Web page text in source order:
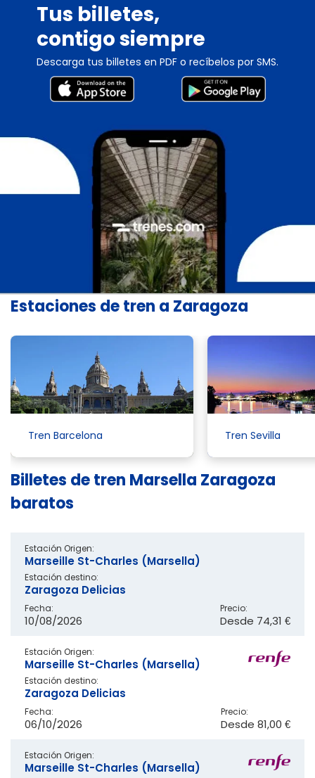
Tus billetes,
contigo siempre
Descarga tus billetes en PDF o recíbelos por SMS.
Estaciones de tren a Zaragoza
Tren Barcelona Tren Sevilla
Billetes de tren Marsella Zaragoza
baratos
Estación Origen:
Marseille St-Charles (Marsella)
Estación destino:
Zaragoza Delicias
Fecha:
10/08/2026
Precio:
Desde 74,31 €
Estación Origen:
Marseille St-Charles (Marsella)
Estación destino:
Zaragoza Delicias
Fecha:
06/10/2026
Precio:
Desde 81,00 €
Estación Origen:
Marseille St-Charles (Marsella)